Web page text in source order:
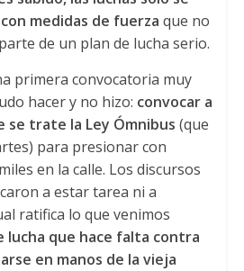
medidas de fuerza que no
de un plan de lucha serio.
primera convocatoria muy
hacer y no hizo: convocar a
se trate la Ley Ómnibus (que
para presionar con
en la calle. Los discursos
a estar tarea ni a
ratifica lo que venimos
lucha que hace falta contra
en manos de la vieja